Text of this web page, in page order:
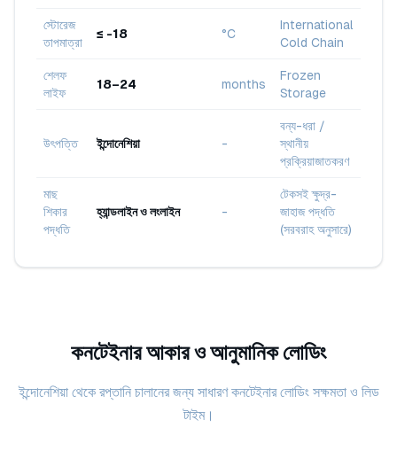
স্টোরেজ
তাপমাত্রা
≤ -18 °C
International
Cold Chain
শেলফ
লাইফ
18–24 months
Frozen
Storage
উৎপত্তি ইন্দোনেশিয়া -
বন্য-ধরা /
স্থানীয়
প্রক্রিয়াজাতকরণ
মাছ
শিকার
পদ্ধতি
হ্যান্ডলাইন ও লংলাইন -
টেকসই ক্ষুদ্র-
জাহাজ পদ্ধতি
(সরবরাহ অনুসারে)
কনটেইনার আকার ও আনুমানিক লোডিং
ইন্দোনেশিয়া থেকে রপ্তানি চালানের জন্য সাধারণ কনটেইনার লোডিং সক্ষমতা ও লিড
টাইম।